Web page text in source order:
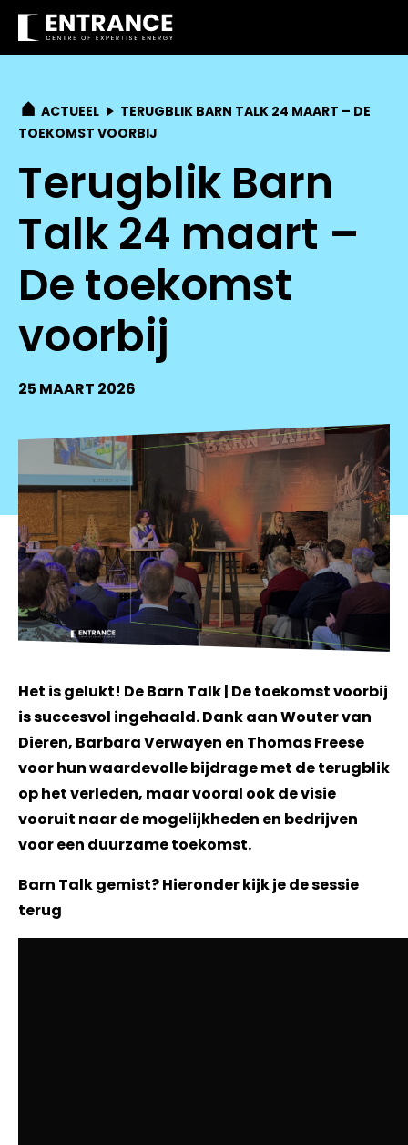
ACTUEEL
TERUGBLIK BARN TALK 24 MAART – DE
TOEKOMST VOORBIJ
Terugblik Barn
Talk 24 maart –
De toekomst
voorbij
25 MAART 2026
Het is gelukt! De Barn Talk | De toekomst voorbij
is succesvol ingehaald. Dank aan Wouter van
Dieren, Barbara Verwayen en Thomas Freese
voor hun waardevolle bijdrage met de terugblik
op het verleden, maar vooral ook de visie
vooruit naar de mogelijkheden en bedrijven
voor een duurzame toekomst.
Barn Talk gemist? Hieronder kijk je de sessie
terug